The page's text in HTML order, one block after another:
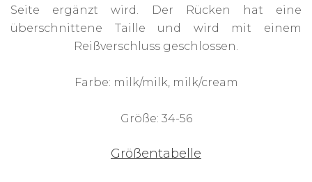
Seite ergänzt wird. Der Rücken hat eine
überschnittene Taille und wird mit einem
Reißverschluss geschlossen.
Farbe: milk/milk, milk/cream
Größe: 34-56
Größentabelle